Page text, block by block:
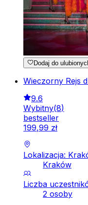
Dodaj do
Wieczorny Rejs
9.6
Wybitny(8)
bestseller
199,99 zł
Lokalizacja:
Kraków
Liczba
2 osoby